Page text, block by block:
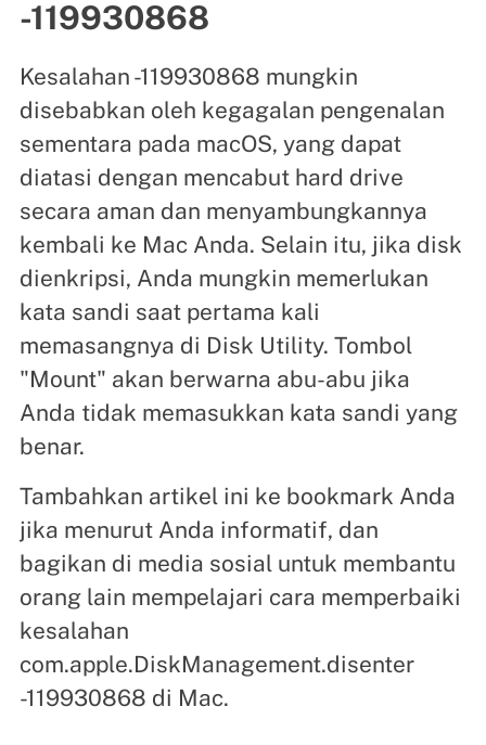
-119930868
Kesalahan -119930868 mungkin
disebabkan oleh kegagalan pengenalan
sementara pada macOS, yang dapat
diatasi dengan mencabut hard drive
secara aman dan menyambungkannya
kembali ke Mac Anda. Selain itu, jika disk
dienkripsi, Anda mungkin memerlukan
kata sandi saat pertama kali
memasangnya di Disk Utility. Tombol
"Mount" akan berwarna abu-abu jika
Anda tidak memasukkan kata sandi yang
benar.
Tambahkan artikel ini ke bookmark Anda
jika menurut Anda informatif, dan
bagikan di media sosial untuk membantu
orang lain mempelajari cara memperbaiki
kesalahan
com.apple.DiskManagement.disenter
-119930868 di Mac.